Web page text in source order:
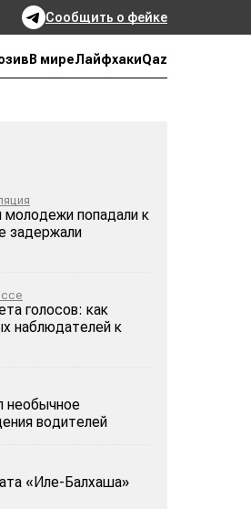
Сообщить о фейке
В миреЛайфхакиQaz
молодежи попадали к
задержали
голосов: как
наблюдателей к
необычное
водителей
«Иле-Балхаша»